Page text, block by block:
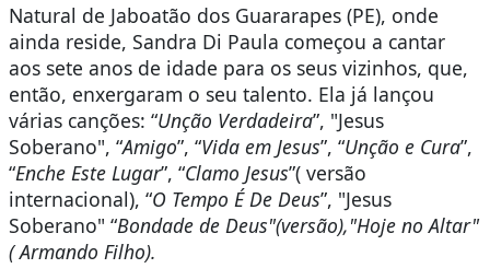
Natural de Jaboatão dos Guararapes (PE), onde
ainda reside, Sandra Di Paula começou a cantar
aos sete anos de idade para os seus vizinhos, que,
então, enxergaram o seu talento. Ela já lançou
várias canções: “Unção Verdadeira”, "Jesus
Soberano", “Amigo”, “Vida em Jesus”, “Unção e Cura”,
“Enche Este Lugar”, “Clamo Jesus”( versão
internacional), “O Tempo É De Deus”, "Jesus
Soberano" “Bondade de Deus"(versão),"Hoje no Altar"
( Armando Filho).